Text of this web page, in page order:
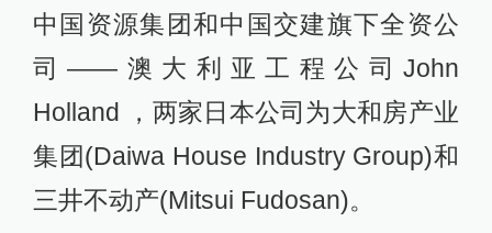
中国资源集团和中国交建旗下全资公
司——澳大利亚工程公司John
Holland ，两家日本公司为大和房产业
集团(Daiwa House Industry Group)和
三井不动产(Mitsui Fudosan)。